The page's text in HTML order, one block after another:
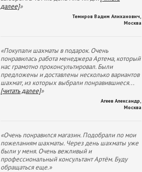
далее]»
Темиров Вадим Алиханович
Москва
«Покупали шахматы в подарок. Очень
понравилась работа менеджера Артема, который
нас грамотно проконсультировал. Были
предложены и доставлены несколько вариантов
шахмат, из которых выбрали понравившиеся...
[читать далее]»
Агеев Александр
Москва
«Очень понравился магазин. Подобрали по мои
пожеланиям шахматы. Через день шахматы уже
были у меня. Очень вежливый и
профессиональный консультант Артём. Буду
обращаться еще.»